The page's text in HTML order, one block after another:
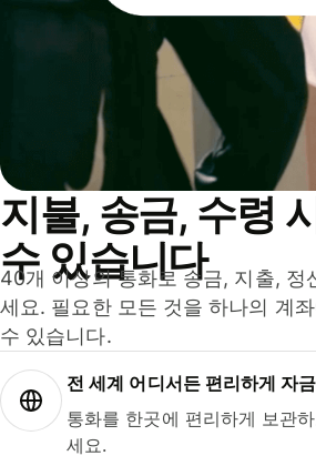
지불, 송금, 수령
수 있습니다
40개 이상의 통화로 송금, 지출, 정
세요. 필요한 모든 것을 하나의 계
수 있습니다.
전 세계 어디서든 편리하게 자
통화를 한곳에 편리하게 보관
세요.